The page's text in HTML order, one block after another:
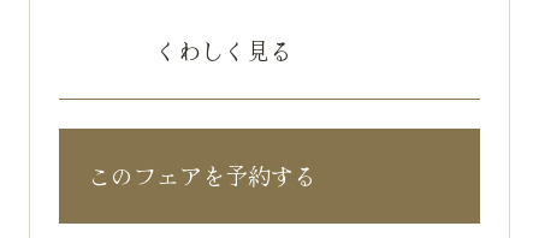
くわしく見る
このフェアを予約する